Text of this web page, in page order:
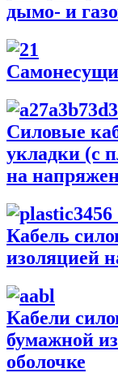
дымо- и
Силовые
укладки (с
на
Кабель
изоляцией
Кабели
бумажной
оболочке